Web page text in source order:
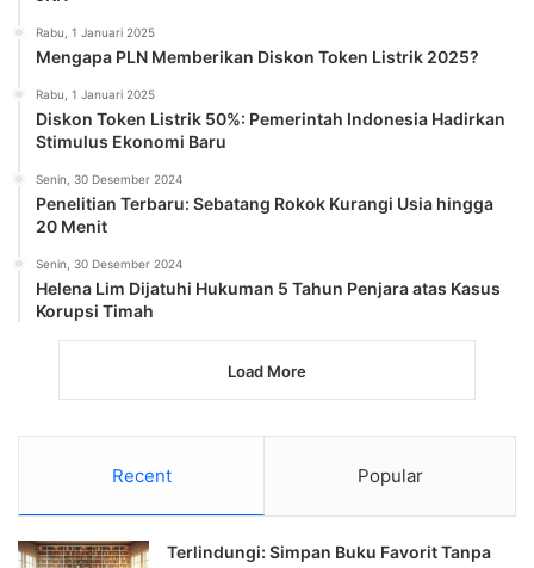
Rabu, 1 Januari 2025
Mengapa PLN Memberikan Diskon Token Listrik 2025?
Rabu, 1 Januari 2025
Diskon Token Listrik 50%: Pemerintah Indonesia Hadirkan
Stimulus Ekonomi Baru
Senin, 30 Desember 2024
Penelitian Terbaru: Sebatang Rokok Kurangi Usia hingga
20 Menit
Senin, 30 Desember 2024
Helena Lim Dijatuhi Hukuman 5 Tahun Penjara atas Kasus
Korupsi Timah
Load More
Recent Popular
Terlindungi: Simpan Buku Favorit Tanpa